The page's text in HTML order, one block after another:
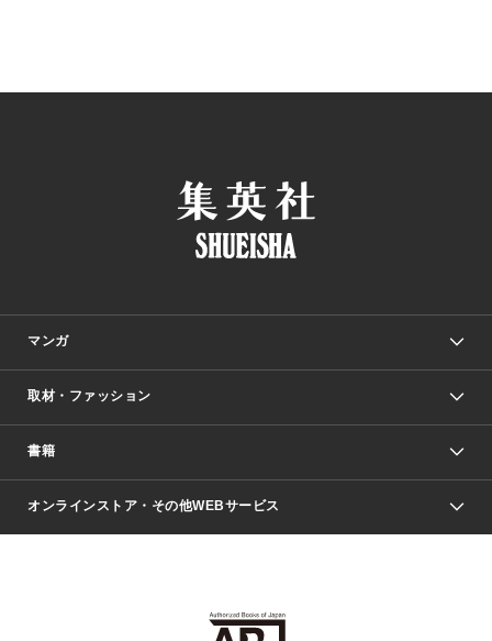
マンガ
少年マンガ
Vジャンプ
週刊ヤングジャンプ
少女マンガ
取材・ファッション
Seventeen
芸能・情報・スポーツ
書籍
文芸・文庫・総合
ライトノベル・ノベライズ
オンラインストア・その他WEBサービス